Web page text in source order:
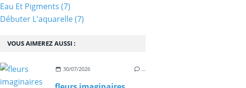
VOUS AIMEREZ AUSSI :
30/07/2026 …
Eau Et Pigments (7)
Débuter L'aquarelle(7)